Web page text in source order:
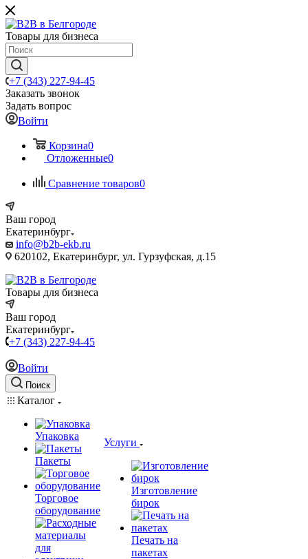
Товары для бизнеса
+7 (343) 227-94-45
Заказать звонок
Задать вопрос
Войти
Корзина0
Отложенные0
Сравнение товаров0
Ваш город
Екатеринбург
info@b2b-ekb.ru
620102, Екатеринбург, ул. Гурзуфская, д.15
Товары для бизнеса
Ваш город
Екатеринбург
+7 (343) 227-94-45
Войти
Поиск
Каталог
Упаковка
Пакеты
Торговое
оборудование
Услуги
Изготовление
бирок
Печать на
пакетах